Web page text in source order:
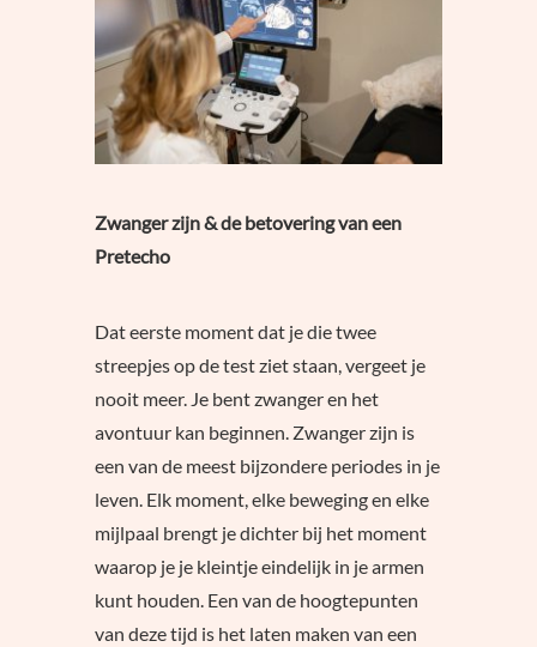
Zwanger zijn & de betovering van een
Pretecho
Dat eerste moment dat je die twee
streepjes op de test ziet staan, vergeet je
nooit meer. Je bent zwanger en het
avontuur kan beginnen. Zwanger zijn is
een van de meest bijzondere periodes in je
leven. Elk moment, elke beweging en elke
mijlpaal brengt je dichter bij het moment
waarop je je kleintje eindelijk in je armen
kunt houden. Een van de hoogtepunten
van deze tijd is het laten maken van een